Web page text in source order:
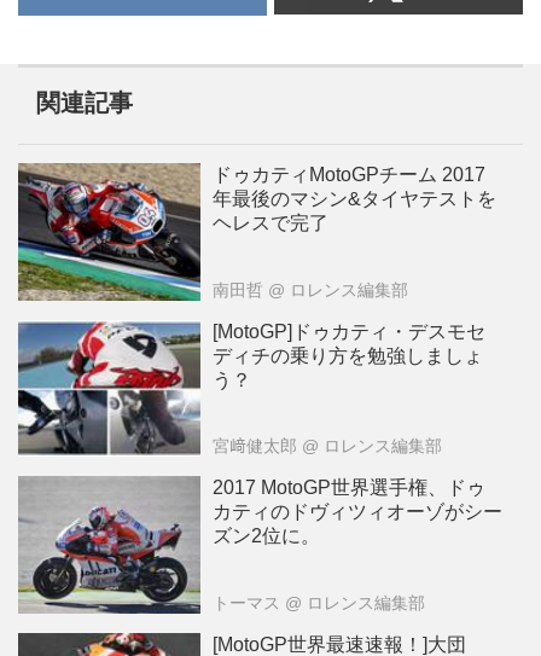
関連記事
ドゥカティMotoGPチーム 2017
年最後のマシン&タイヤテストを
ヘレスで完了
南田哲 @ ロレンス編集部
[MotoGP]ドゥカティ・デスモセ
ディチの乗り方を勉強しましょ
う？
宮﨑健太郎 @ ロレンス編集部
2017 MotoGP世界選手権、ドゥ
カティのドヴィツィオーゾがシー
ズン2位に。
トーマス @ ロレンス編集部
[MotoGP世界最速速報！]大団